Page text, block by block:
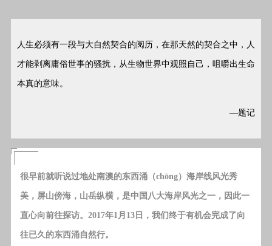
人生必须有一段与大自然契合的阅历，在那天然的契合之中，人
才能剥离庸俗世事的骚扰，从生物世界中观照自己，咀嚼出生命
本真的意味。
—题记
很早前就听说过地处南澳的东西涌（chōng）海岸线风光秀
美，屏山傍海，山岳纵横，是中国八大海岸风光之一，因此一
直心向前往探访。2017年1月13日，我们终于有机会完成了向
往已久的东西涌自然行。